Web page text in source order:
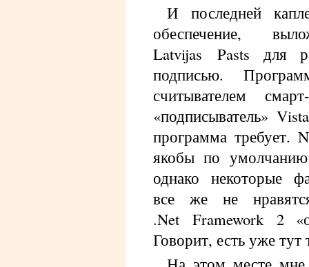
И последней
обеспечение,
Latvijas Pasts для
подписью.
считывателем
«подписыватель»
программа требует.
якобы по
однако некоторые
все же не
.Net Framework 2
Говорит, есть уже тут